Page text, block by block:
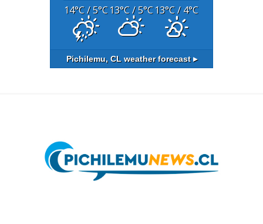
14°C/ 5°C13°C/ 5°C13°C/ 4°C
Pichilemu, CL weather forecast ▸